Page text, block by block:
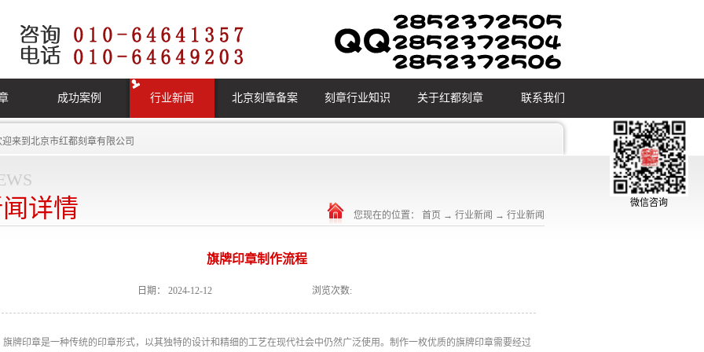
成功案例 行业新闻 北京刻章备案 刻章行业知识 关于红都刻章 联系我们
迎来到 北京市红都刻章有限公司
详情
您现在的位置： 首页 → 行业新闻 → 行业新闻
旗牌印章制作流程
日期： 2024-12-12 浏览次数:
旗牌印章是一种传统的印章形式，以其独特的设计和精细的工艺在现代社会中仍然广泛使用。制作一枚优质的旗牌印章需要经过
微信咨询